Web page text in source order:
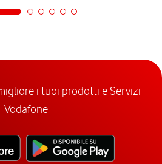
i tuoi prodotti e Servizi
Vodafone